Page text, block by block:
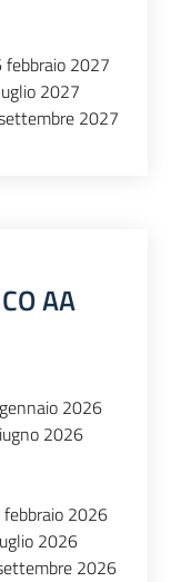
febbraio 2027
2027
2027
AA
2026
2026
2026
2026
2026